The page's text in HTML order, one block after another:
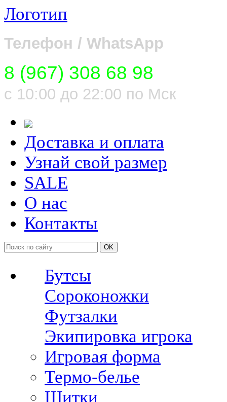
Логотип
Телефон / WhatsApp
8 (967) 308 68 98
с 10:00 до 22:00 по Мск
Доставка и оплата
Узнай свой размер
SALE
О нас
Контакты
OK
Бутсы
Сороконожки
Футзалки
Экипировка игрока
Игровая форма
Термо-белье
Щитки